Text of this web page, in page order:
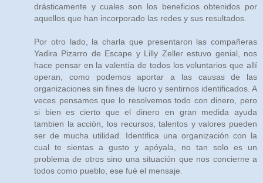
drásticamente y cuales son los beneficios obtenidos por
aquellos que han incorporado las redes y sus resultados.
Por otro lado, la charla que presentaron las compañeras
Yadira Pizarro de Escape y Lilly Zeller estuvo genial, nos
hace pensar en la valentía de todos los voluntarios que allí
operan, como podemos aportar a las causas de las
organizaciones sin fines de lucro y sentirnos identificados. A
veces pensamos que lo resolvemos todo con dinero, pero
si bien es cierto que el dinero en gran medida ayuda
tambien la acción, los recursos, talentos y valores pueden
ser de mucha utilidad. Identifica una organización con la
cual te sientas a gusto y apóyala, no tan solo es un
problema de otros sino una situación que nos concierne a
todos como pueblo, ese fué el mensaje.